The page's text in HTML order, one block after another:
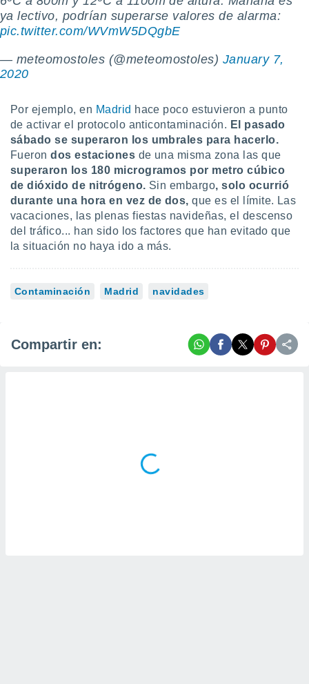
mediante
publicidad
de
1199
ya lectivo, podrían superarse valores de alarma:
pic.twitter.com/WVmW5DQgbE
— meteomostoles (@meteomostoles) January 7,
2020
Por ejemplo, en Madrid hace poco estuvieron a punto
de activar el protocolo anticontaminación. El pasado
sábado se superaron los umbrales para hacerlo.
Fuerondos estaciones de una misma zona las que
superaron los 180 microgramos por metro cúbico
de dióxido de nitrógeno. Sin embargo, solo ocurrió
durante una hora en vez de dos, que es el límite. Las
vacaciones, las plenas fiestas navideñas, el descenso
del tráfico... han sido los factores que han evitado que
la situación no haya ido a más.
Contaminación Madrid navidades
Compartir en: